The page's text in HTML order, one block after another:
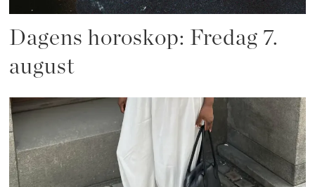
Dagens horoskop: Fredag 7.
august